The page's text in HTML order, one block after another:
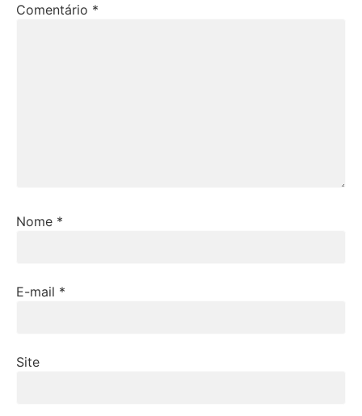
Comentário *
Nome *
E-mail *
Site